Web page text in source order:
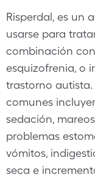
Risperdal, es un
usarse para
combinación
esquizofrenia, o
trastorno
comunes
sedación,
problemas
vómitos,
seca e